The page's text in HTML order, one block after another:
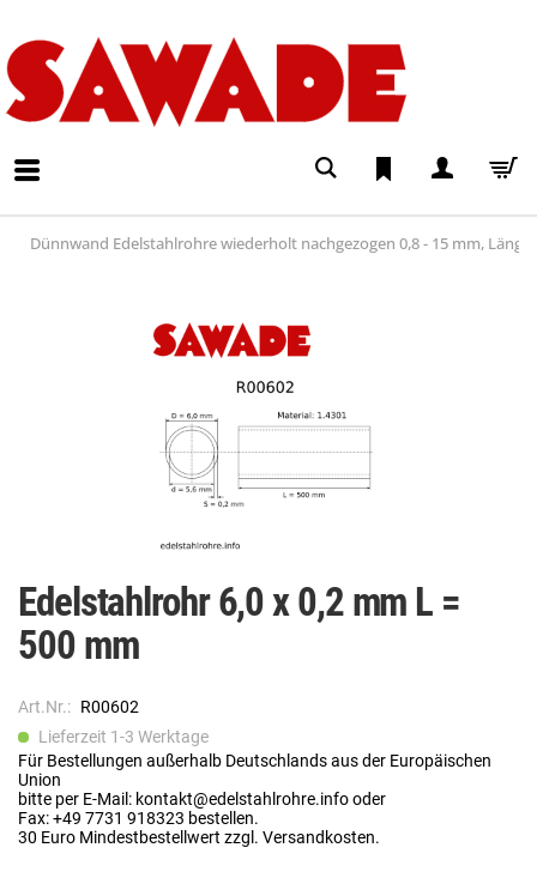
Dünnwand Edelstahlrohre wiederholt nachgezogen 0,8 - 15 mm, Länge
Edelstahlrohr 6,0 x 0,2 mm L =
500 mm
Art.Nr.: R00602
Lieferzeit 1-3 Werktage
Für Bestellungen außerhalb Deutschlands aus der Europäischen
Union
bitte per E-Mail: kontakt@edelstahlrohre.info oder
Fax: +49 7731 918323 bestellen.
30 Euro Mindestbestellwert zzgl. Versandkosten.